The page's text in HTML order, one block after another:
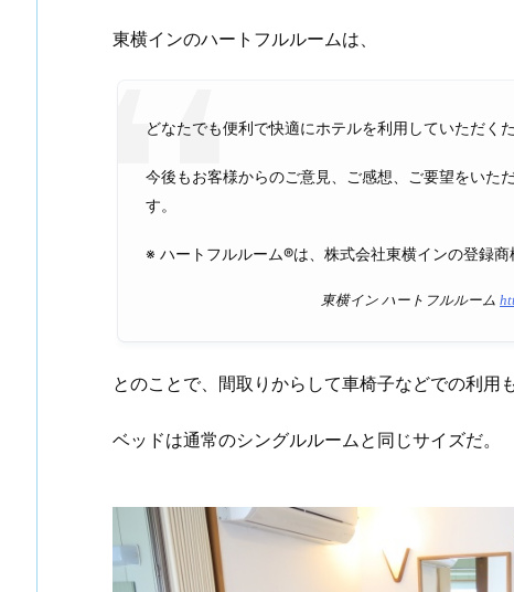
東横インのハートフルルームは、
どなたでも便利で快適にホテルを利用していただく
今後もお客様からのご意見、ご感想、ご要望をいた
す。
※ ハートフルルーム®は、株式会社東横インの登録商
東横イン ハートフルルーム
とのことで、間取りからして車椅子などでの利用
ベッドは通常のシングルルームと同じサイズだ。